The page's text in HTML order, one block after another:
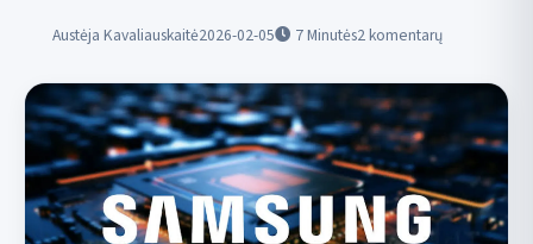
Austėja Kavaliauskaitė2026-02-05 7Minutės2 komentarų